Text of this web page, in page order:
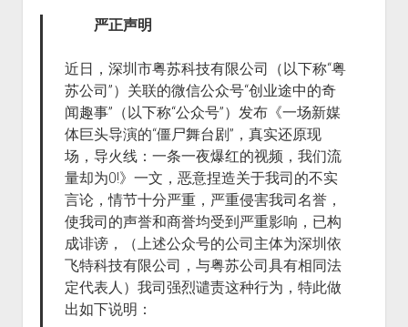
严正声明
近日，深圳市粤苏科技有限公司（以下称“粤
苏公司”）关联的微信公众号“创业途中的奇
闻趣事”（以下称“公众号”）发布《一场新媒
体巨头导演的“僵尸舞台剧”，真实还原现
场，导火线：一条一夜爆红的视频，我们流
量却为0!》一文，恶意捏造关于我司的不实
言论，情节十分严重，严重侵害我司名誉，
使我司的声誉和商誉均受到严重影响，已构
成诽谤，（上述公众号的公司主体为深圳依
飞特科技有限公司，与粤苏公司具有相同法
定代表人）我司强烈谴责这种行为，特此做
出如下说明：